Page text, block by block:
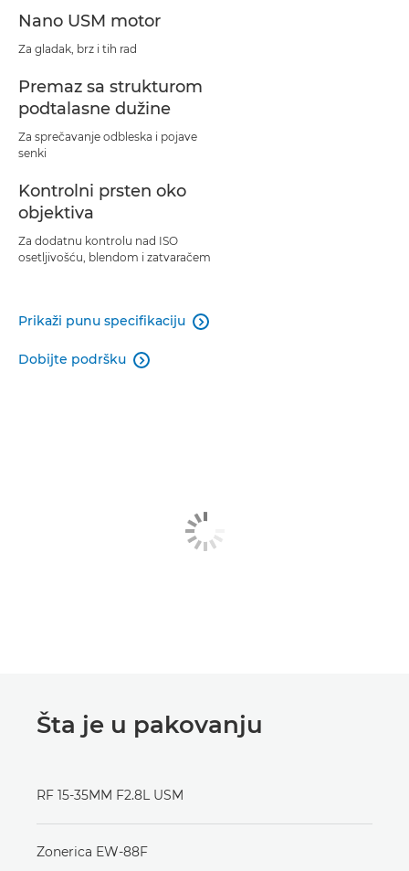
Nano USM motor
Za gladak, brz i tih rad
Premaz sa strukturom
podtalasne dužine
Za sprečavanje odbleska i pojave
senki
Kontrolni prsten oko
objektiva
Za dodatnu kontrolu nad ISO
osetljivošću, blendom i zatvaračem
Prikaži punu specifikaciju 
Dobijte podršku 
Šta je u pakovanju
RF 15-35MM F2.8L USM
Zonerica EW-88F